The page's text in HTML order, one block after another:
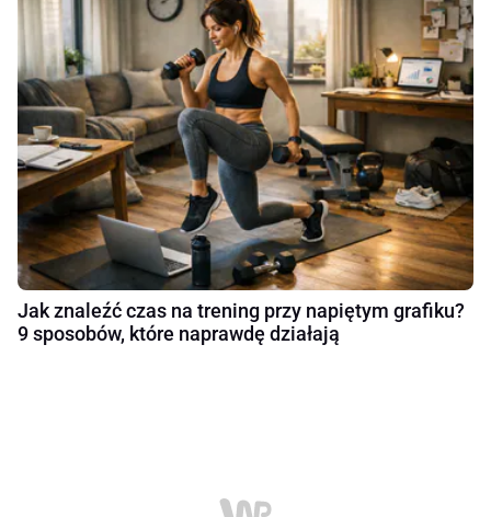
Jak znaleźć czas na trening przy napiętym grafiku?
9 sposobów, które naprawdę działają